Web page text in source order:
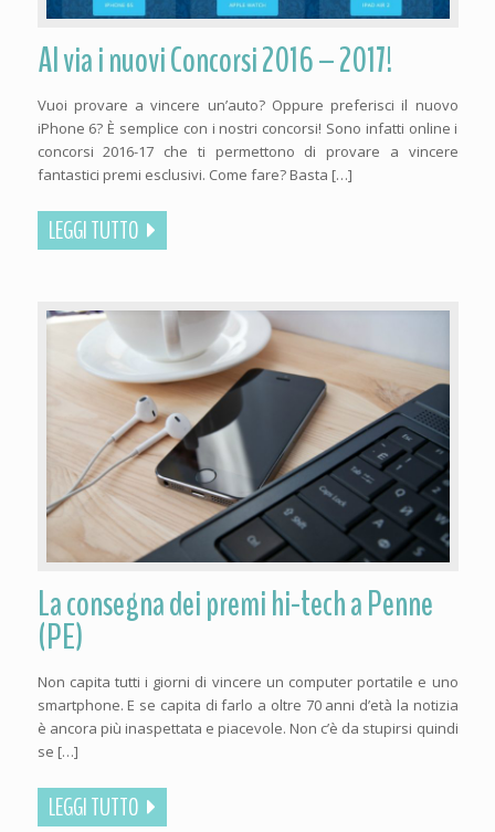
Al via i nuovi Concorsi 2016 – 2017!
Vuoi provare a vincere un’auto? Oppure preferisci il nuovo
iPhone 6? È semplice con i nostri concorsi! Sono infatti online i
concorsi 2016-17 che ti permettono di provare a vincere
fantastici premi esclusivi. Come fare? Basta […]
LEGGI TUTTO
La consegna dei premi hi-tech a Penne
(PE)
Non capita tutti i giorni di vincere un computer portatile e uno
smartphone. E se capita di farlo a oltre 70 anni d’età la notizia
è ancora più inaspettata e piacevole. Non c’è da stupirsi quindi
se […]
LEGGI TUTTO